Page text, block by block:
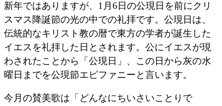
新年ではありますが、1月6日の公現日を前にクリ
スマス降誕節の光の中での礼拝です。公現日は、
伝統的なキリスト教の暦で東方の学者が誕生した
イエスを礼拝した日とされます。公にイエスが現
わされたことから「公現日」、この日から灰の水
曜日までを公現節エピファニーと言います。
今月の賛美歌は「どんなにちいさいことりで